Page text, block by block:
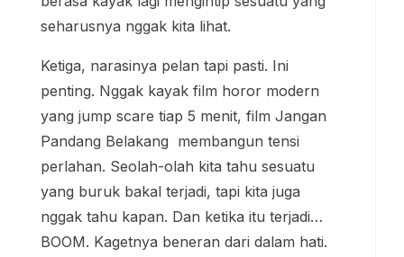
seharusnya nggak kita lihat.
Ketiga, narasinya pelan tapi pasti. Ini
penting. Nggak kayak film horor modern
yang jump scare tiap 5 menit, film Jangan
Pandang Belakang membangun tensi
perlahan. Seolah-olah kita tahu sesuatu
yang buruk bakal terjadi, tapi kita juga
nggak tahu kapan. Dan ketika itu terjadi…
BOOM. Kagetnya beneran dari dalam hati.